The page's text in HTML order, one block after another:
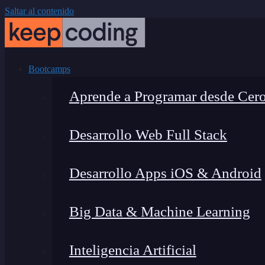
Saltar al contenido
Bootcamps
Aprende a Programar desde
Desarrollo Web Full Stack
Desarrollo Apps iOS & Android
Big Data & Machine Learning
Inteligencia Artificial